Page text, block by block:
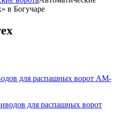
в Богучаре
для распашных ворот AM-